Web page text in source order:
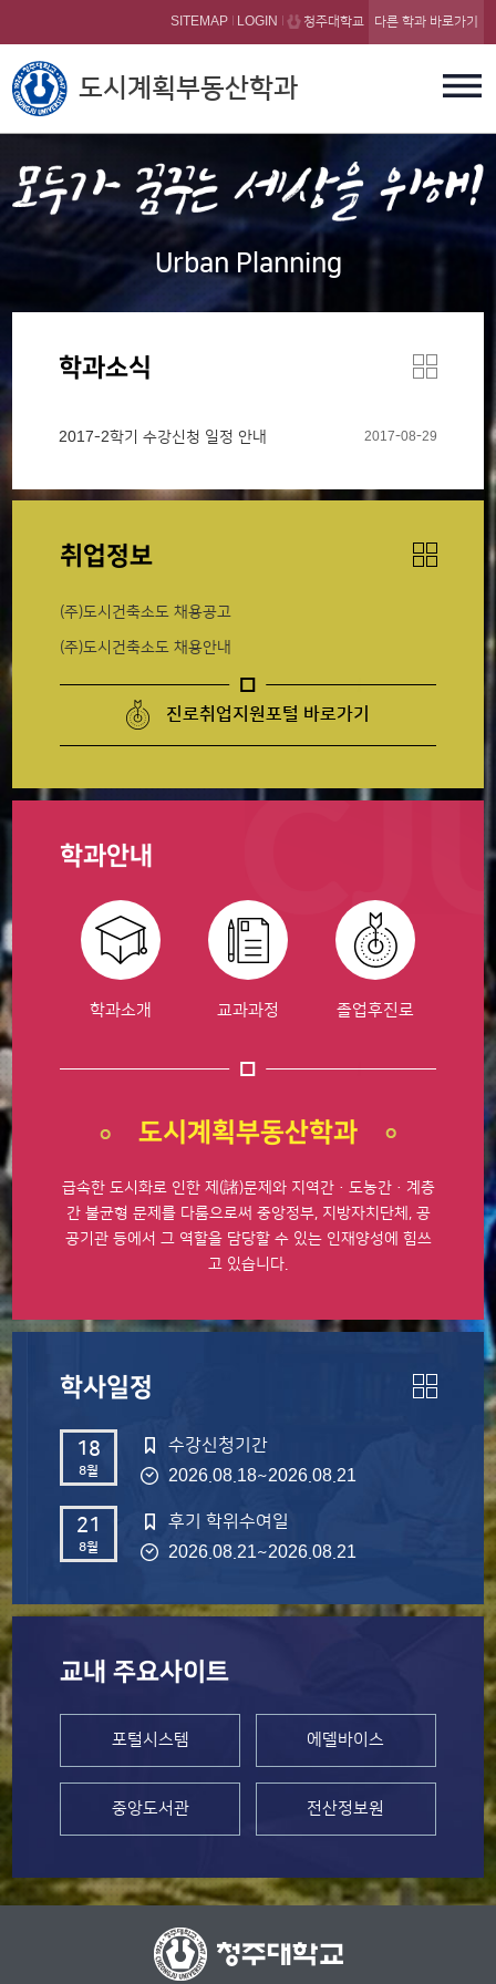
본문 바로가기
도시계획부동산학과
SITEMAP LOGIN 청주대학교 다른 학과 바로가기
Urban Planning
학과소식
2017-2학기 수강신청 일정 안내 2017-08-29
취업정보
(주)도시건축소도 채용공고
(주)도시건축소도 채용안내
진로취업지원포털 바로가기
학과안내
학과소개 교과과정 졸업후진로
도시계획부동산학과
급속한 도시화로 인한 제(諸)문제와 지역간·도농간·계층
간 불균형 문제를 다룸으로써 중앙정부, 지방자치단체, 공
공기관 등에서 그 역할을 담당할 수 있는 인재양성에 힘쓰
고 있습니다.
학사일정
18
8월
수강신청기간
2026.08.18~2026.08.21
21
8월
후기 학위수여일
2026.08.21~2026.08.21
교내 주요사이트
포털시스템 에델바이스
중앙도서관 전산정보원